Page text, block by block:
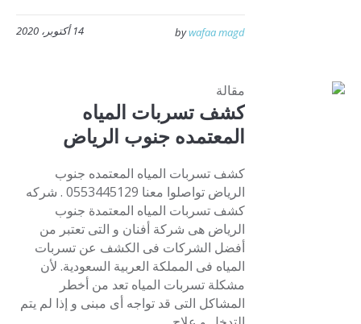
14 أكتوبر، 2020 bywafaa magd
مقالة
كشف تسربات المياه
المعتمده جنوب الرياض
كشف تسربات المياه المعتمده جنوب
الرياض تواصلوا معنا 0553445129 . شركه
كشف تسربات المياه المعتمدة جنوب
الرياض هى شركة أفنان و التى تعتبر من
أفضل الشركات فى الكشف عن تسربات
المياه فى المملكة العربية السعودية. لأن
مشكلة تسربات المياه تعد من أخطر
المشاكل التى قد تواجه أى مبنى و إذا لم يتم